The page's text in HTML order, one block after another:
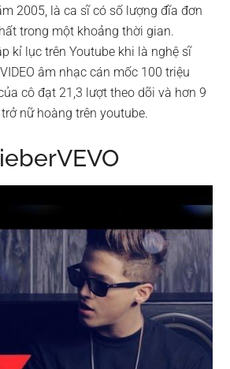
2005, là ca sĩ có số lượng đĩa đơn
trong một khoảng thời gian.
kỉ lục trên Youtube khi là nghệ sĩ
âm nhạc cán mốc 100 triệu
cô đạt 21,3 lượt theo dõi và hơn 9
nữ hoàng trên youtube.